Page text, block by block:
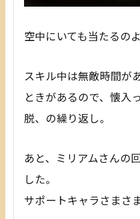
空中にいても当たるの
スキル中は無敵時間が
ときがあるので、懐入
脱、の繰り返し。
あと、ミリアムさんの
した。
サポートキャラさまさま